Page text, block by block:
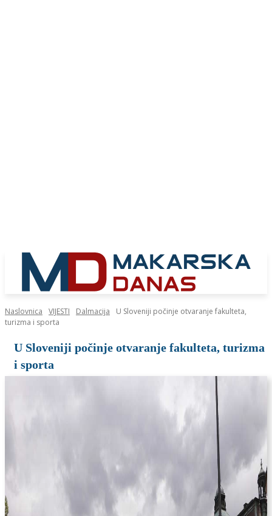
Naslovnica VIJESTI Dalmacija
U Sloveniji počinje otvaranje fakulteta,
turizma i sporta
U Sloveniji počinje otvaranje fakulteta, turizma
i sporta